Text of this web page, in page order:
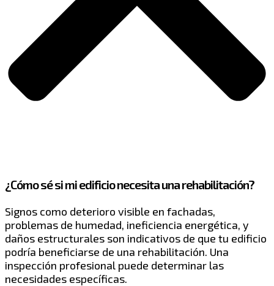
¿Cómo sé si mi edificio necesita una rehabilitación?
Signos como deterioro visible en fachadas,
problemas de humedad, ineficiencia energética, y
daños estructurales son indicativos de que tu edificio
podría beneficiarse de una rehabilitación. Una
inspección profesional puede determinar las
necesidades específicas.